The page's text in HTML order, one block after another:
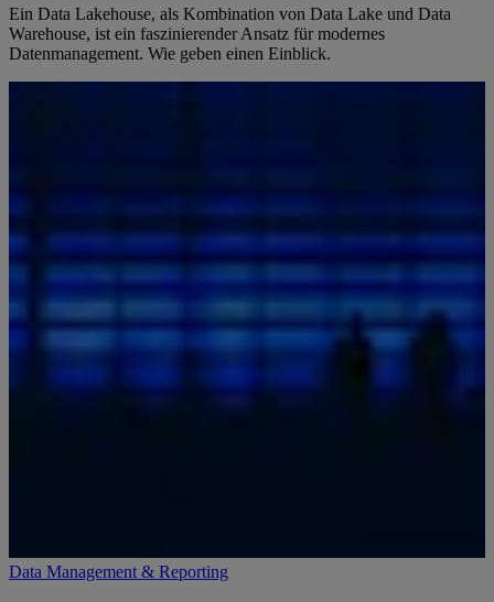
Ein Data Lakehouse, als Kombination von Data Lake und Data
Warehouse, ist ein faszinierender Ansatz für modernes
Datenmanagement. Wie geben einen Einblick.
Data Management & Reporting